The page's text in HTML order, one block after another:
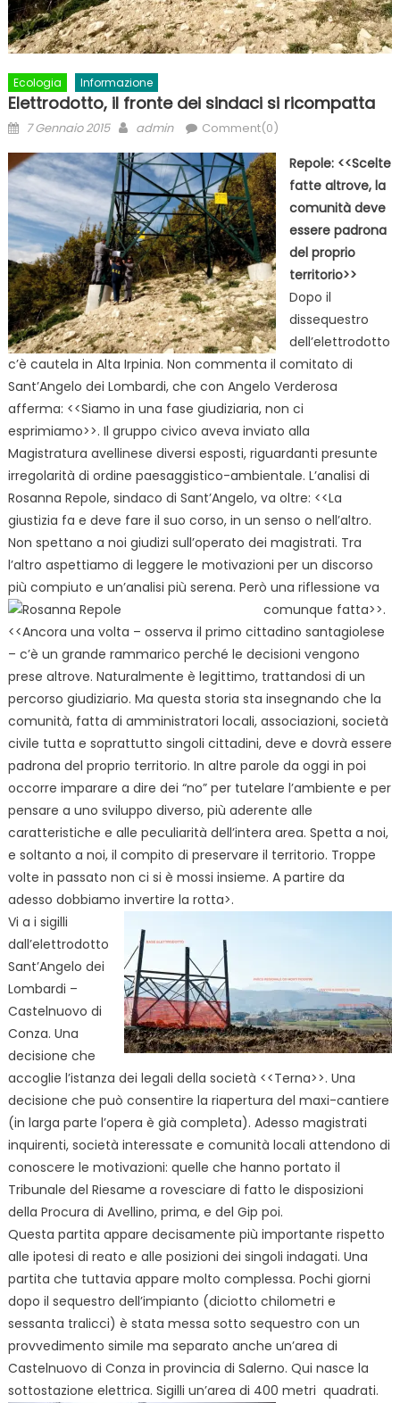
Ecologia Informazione
Elettrodotto, il fronte dei sindaci si ricompatta
Posted
7 Gennaio 2015 Author
admin Comment(0)
Repole: <<Scelte
fatte altrove, la
comunità deve
essere padrona
del proprio
territorio>>
Dopo il
dissequestro
dell’elettrodotto
c’è cautela in Alta Irpinia. Non commenta il comitato di
Sant’Angelo dei Lombardi, che con Angelo Verderosa
afferma: <<Siamo in una fase giudiziaria, non ci
esprimiamo>>. Il gruppo civico aveva inviato alla
Magistratura avellinese diversi esposti, riguardanti presunte
irregolarità di ordine paesaggistico-ambientale. L’analisi di
Rosanna Repole, sindaco di Sant’Angelo, va oltre: <<La
giustizia fa e deve fare il suo corso, in un senso o nell’altro.
Non spettano a noi giudizi sull’operato dei magistrati. Tra
l’altro aspettiamo di leggere le motivazioni per un discorso
più compiuto e un’analisi più serena. Però una riflessione va
comunque fatta>>.
<<Ancora una volta – osserva il primo cittadino santagiolese
– c’è un grande rammarico perché le decisioni vengono
prese altrove. Naturalmente è legittimo, trattandosi di un
percorso giudiziario. Ma questa storia sta insegnando che la
comunità, fatta di amministratori locali, associazioni, società
civile tutta e soprattutto singoli cittadini, deve e dovrà essere
padrona del proprio territorio. In altre parole da oggi in poi
occorre imparare a dire dei “no” per tutelare l’ambiente e per
pensare a uno sviluppo diverso, più aderente alle
caratteristiche e alle peculiarità dell’intera area. Spetta a noi,
e soltanto a noi, il compito di preservare il territorio. Troppe
volte in passato non ci si è mossi insieme. A partire da
adesso dobbiamo invertire la rotta>.
Vi a i sigilli
dall’elettrodotto
Sant’Angelo dei
Lombardi –
Castelnuovo di
Conza. Una
decisione che
accoglie l’istanza dei legali della società <<Terna>>. Una
decisione che può consentire la riapertura del maxi-cantiere
(in larga parte l’opera è già completa). Adesso magistrati
inquirenti, società interessate e comunità locali attendono di
conoscere le motivazioni: quelle che hanno portato il
Tribunale del Riesame a rovesciare di fatto le disposizioni
della Procura di Avellino, prima, e del Gip poi.
Questa partita appare decisamente più importante rispetto
alle ipotesi di reato e alle posizioni dei singoli indagati. Una
partita che tuttavia appare molto complessa. Pochi giorni
dopo il sequestro dell’impianto (diciotto chilometri e
sessanta tralicci) è stata messa sotto sequestro con un
provvedimento simile ma separato anche un’area di
Castelnuovo di Conza in provincia di Salerno. Qui nasce la
sottostazione elettrica. Sigilli un’area di 400 metri quadrati.